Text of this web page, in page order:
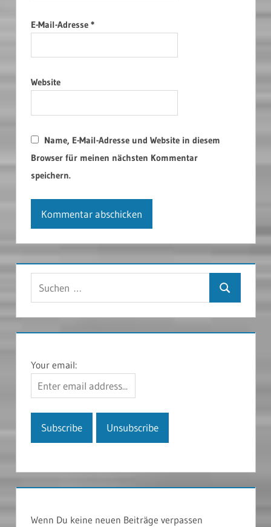
E-Mail-Adresse *
Website
Name, E-Mail-Adresse und Website in diesem
Browser für meinen nächsten Kommentar
speichern.
Suchen
Your email:
Wenn Du keine neuen Beiträge verpassen